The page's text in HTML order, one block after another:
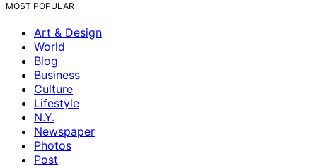
MOST POPULAR
Art & Design
World
Blog
Business
Culture
Lifestyle
N.Y.
Newspaper
Photos
Post